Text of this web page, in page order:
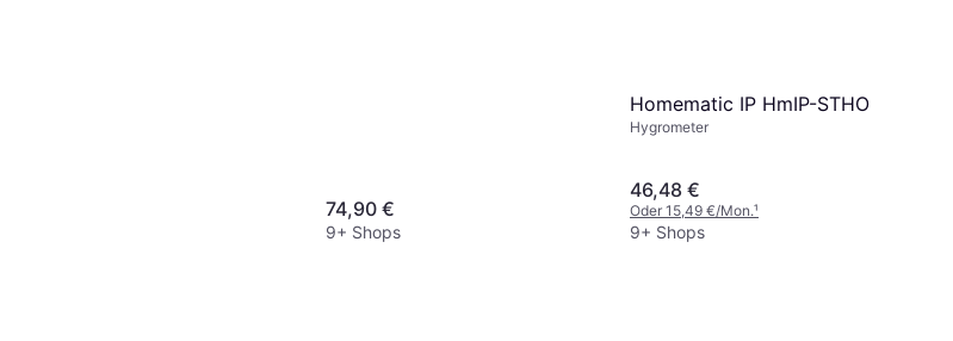
74,90 €
9+ Shops
Homematic IP HmIP-STHO
Hygrometer
46,48 €
Oder 15,49 €/Mon.¹
9+ Shops